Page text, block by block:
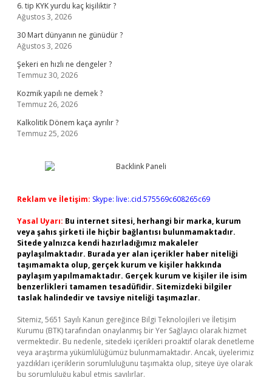
6. tip KYK yurdu kaç kişiliktir ?
Ağustos 3, 2026
30 Mart dünyanın ne günüdür ?
Ağustos 3, 2026
Şekeri en hızlı ne dengeler ?
Temmuz 30, 2026
Kozmik yapılı ne demek ?
Temmuz 26, 2026
Kalkolitik Dönem kaça ayrılır ?
Temmuz 25, 2026
Reklam ve İletişim: Skype: live:.cid.575569c608265c69
Yasal Uyarı: Bu internet sitesi, herhangi bir marka, kurum
veya şahıs şirketi ile hiçbir bağlantısı bulunmamaktadır.
Sitede yalnızca kendi hazırladığımız makaleler
paylaşılmaktadır. Burada yer alan içerikler haber niteliği
taşımamakta olup, gerçek kurum ve kişiler hakkında
paylaşım yapılmamaktadır. Gerçek kurum ve kişiler ile isim
benzerlikleri tamamen tesadüfidir. Sitemizdeki bilgiler
taslak halindedir ve tavsiye niteliği taşımazlar.
Sitemiz, 5651 Sayılı Kanun gereğince Bilgi Teknolojileri ve İletişim
Kurumu (BTK) tarafından onaylanmış bir Yer Sağlayıcı olarak hizmet
vermektedir. Bu nedenle, sitedeki içerikleri proaktif olarak denetleme
veya araştırma yükümlülüğümüz bulunmamaktadır. Ancak, üyelerimiz
yazdıkları içeriklerin sorumluluğunu taşımakta olup, siteye üye olarak
bu sorumluluğu kabul etmiş sayılırlar.